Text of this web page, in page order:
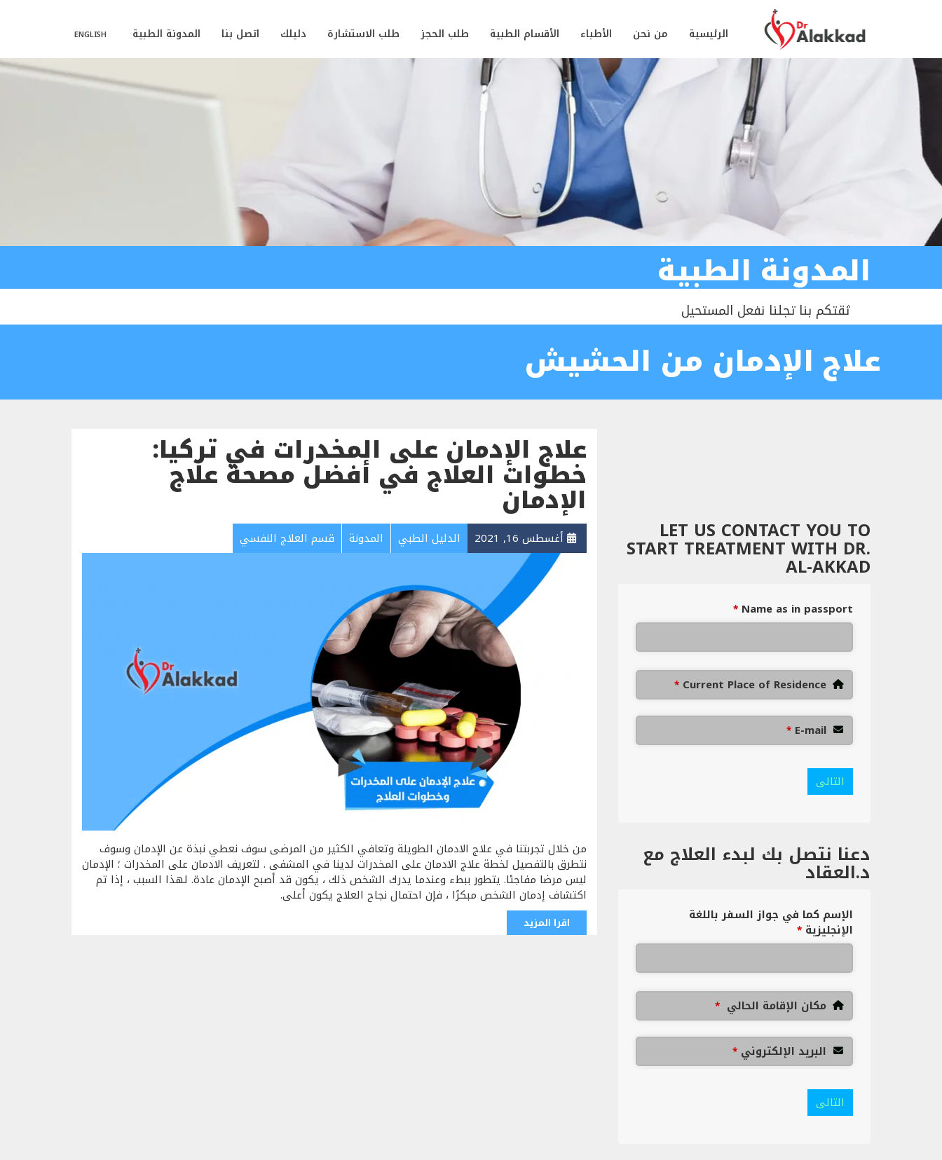
الرئيسية من نحن الأطباء الأقسام الطبية طلب الحجز طلب الاستشارة دليلك اتصل بنا المدونة الطبية ENGLISH
المدونة الطبية
ثقتكم بنا تجلنا نفعل المستحيل
علاج الإدمان من الحشيش
علاج الإدمان على المخدرات في تركيا:
خطوات العلاج في أفضل مصحة علاج
الإدمان
أغسطس 16, 2021 الدليل الطبي المدونة قسم العلاج النفسي
من خلال تجربتنا في علاج الادمان الطويلة وتعافي الكثير من المرضى سوف نعطي نبذة عن الإدمان وسوف
نتطرق بالتفصيل لخطة علاج الادمان على المخدرات لدينا في المشفى . لتعريف الادمان على المخدرات ؛ الإدمان
ليس مرضا مفاجئا. يتطور ببطء وعندما يدرك الشخص ذلك ، يكون قد أصبح الإدمان عادة. لهذا السبب ، إذا تم
اكتشاف إدمان الشخص مبكرًا ، فإن احتمال نجاح العلاج يكون أعلى.
اقرا المزيد
LET US CONTACT YOU TO
START TREATMENT WITH DR.
AL-AKKAD
Name as in passport
*
Current Place of Residence
*
E-mail
*
التالى
دعنا نتصل بك لبدء العلاج مع
د.العقاد
الإسم كما في جواز السفر باللغة
الإنجليزية *
مكان الإقامة الحالي *
البريد الإلكتروني *
التالى